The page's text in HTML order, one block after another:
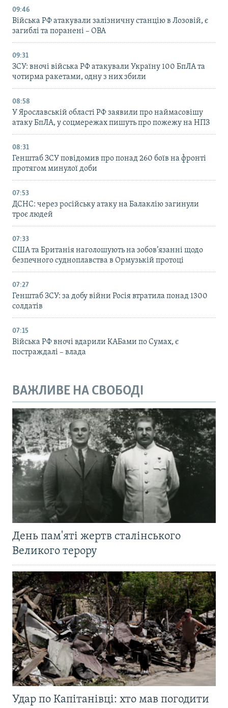
09:46
Війська РФ атакували залізничну станцію в Лозовій, є
загиблі та поранені – ОВА
09:31
ЗСУ: вночі війська РФ атакували Україну 100 БпЛА та
чотирма ракетами, одну з них збили
08:58
У Ярославській області РФ заявили про наймасовішу
атаку БпЛА, у соцмережах пишуть про пожежу на НПЗ
08:31
Генштаб ЗСУ повідомив про понад 260 боїв на фронті
протягом минулої доби
07:53
ДСНС: через російську атаку на Балаклію загинули
троє людей
07:33
США та Британія наголошують на зобов’язанні щодо
безпечного судноплавства в Ормузькій протоці
07:27
Генштаб ЗСУ: за добу війни Росія втратила понад 1300
солдатів
07:15
Війська РФ вночі вдарили КАБами по Сумах, є
постраждалі – влада
ВАЖЛИВЕ НА СВОБОДІ
День пам'яті жертв сталінського
Великого терору
Удар по Капітанівці: хто мав погодити